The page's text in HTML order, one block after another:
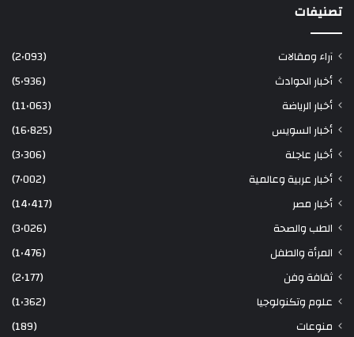
تصنيفات
آراء ومقالات
(2٬093)
أخبار الحوادث
(5٬936)
أخبار الرياضة
(11٬063)
أخبار السويس
(16٬825)
أخبار عاجلة
(3٬306)
أخبار عربية وعالمية
(7٬002)
أخبار مصر
(14٬417)
الطب والصحة
(3٬026)
المرأة والطفل
(1٬476)
ثقافة وفن
(2٬177)
علوم وتكنولوجيا
(1٬362)
منوعات
(189)